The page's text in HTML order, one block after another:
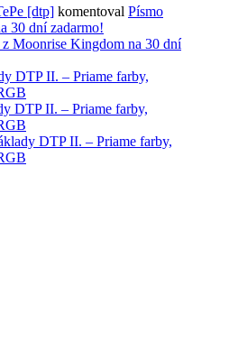
[dtp] komentoval Písmo
30 dní zadarmo!
z Moonrise Kingdom na 30 dní
DTP II. – Priame farby,
DTP II. – Priame farby,
DTP II. – Priame farby,